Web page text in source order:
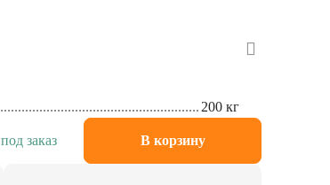
200 кг
под заказ В корзину